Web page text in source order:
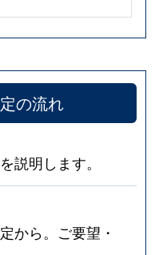
の流れ
説明します。
から。ご要望・